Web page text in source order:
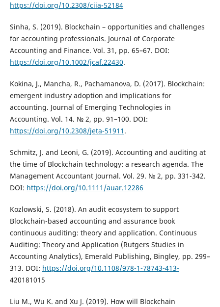
https://doi.org/10.2308/ciia-52184
Sinha, S. (2019). Blockchain – opportunities and challenges
for accounting professionals. Journal of Corporate
Accounting and Finance. Vol. 31, pp. 65–67. DOI:
https://doi.org/10.1002/jcaf.22430.
Kokina, J., Mancha, R., Pachamanova, D. (2017). Blockchain:
emergent industry adoption and implications for
accounting. Journal of Emerging Technologies in
Accounting. Vol. 14. № 2, pp. 91–100. DOI:
https://doi.org/10.2308/jeta-51911 .
Schmitz, J. and Leoni, G. (2019). Accounting and auditing at
the time of Blockchain technology: a research agenda. The
Management Accountant Journal. Vol. 29. № 2, pp. 331-342.
DOI: https://doi.org/10.1111/auar.12286
Kozlowski, S. (2018). An audit ecosystem to support
Blockchain-based accounting and assurance book
continuous auditing: theory and application. Continuous
Auditing: Theory and Application (Rutgers Studies in
Accounting Analytics), Emerald Publishing, Bingley, pp. 299–
313. DOI: https://doi.org/10.1108/978-1-78743-413-
420181015
Liu M., Wu K. and Xu J. (2019). How will Blockchain